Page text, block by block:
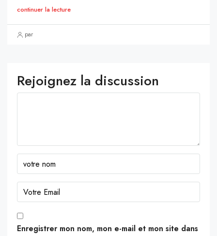
continuer la lecture
par
Rejoignez la discussion
Enregistrer mon nom, mon e-mail et mon site dans